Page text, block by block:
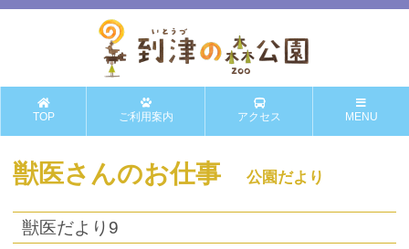
TOP ご利用案内 アクセス MENU
獣医さんのお仕事 公園だより
獣医だより9